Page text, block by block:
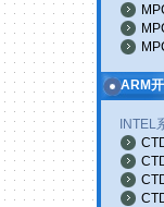
ARM
INTEL